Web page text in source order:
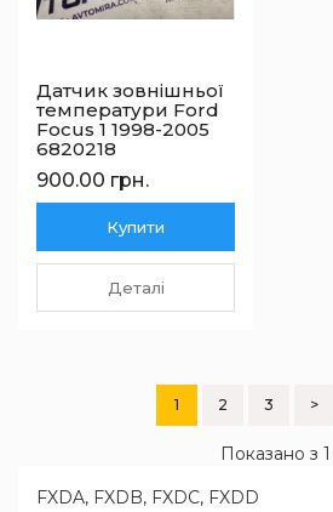
Датчик зовнішньої
температури Ford
Focus 1 1998-2005
6820218
900.00 грн.
Купити
Деталі
1 2 3 >
Показано з 1
FXDA, FXDB, FXDC, FXDD